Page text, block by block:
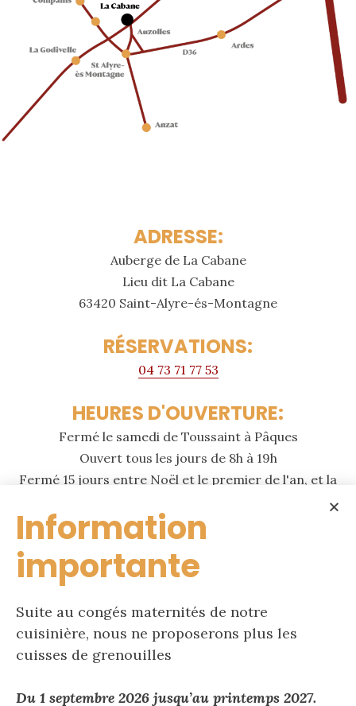
ADRESSE:
Auberge de La Cabane
Lieu dit La Cabane
63420 Saint-Alyre-és-Montagne
RÉSERVATIONS:
04 73 71 77 53
HEURES D'OUVERTURE:
Fermé le samedi de Toussaint à Pâques
Ouvert tous les jours de 8h à 19h
Fermé 15 jours entre Noël et le premier de l'an, et la
© 2019 AUBERGE DE LA CABANE - RÉALISATION
Information
importante
Suite au congés maternités de notre
cuisinière, nous ne proposerons plus les
cuisses de grenouilles
Du 1 septembre 2026 jusqu’au printemps 2027.